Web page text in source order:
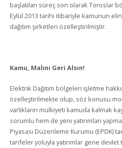
başlatılan süreç son olarak Toroslar
Eylül 2013 tarihi itibariyle kamunun
dağıtım şirketleri özelleştirilmiştir.
Kamu, Malını Geri Alsın!
Elektrik Dağıtım bölgeleri işletme
özelleştirilmekte olup, söz konusu
varlıkların mülkiyeti kamuda kalmak
sorumlu hem de yeni yatırımları
Piyasası Düzenleme Kurumu (EPDK)
tarifeler yoluyla yatırımlar gene